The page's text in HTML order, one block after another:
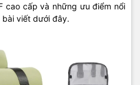
cao cấp và những ưu điểm nổi
viết dưới đây.